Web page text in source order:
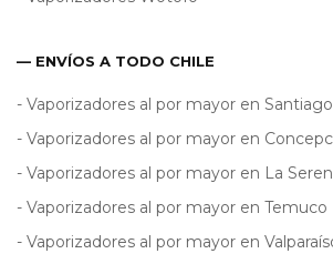
— ENVÍOS A TODO CHILE
- Vaporizadores al por mayor en Santiago
- Vaporizadores al por mayor en
- Vaporizadores al por mayor en La
- Vaporizadores al por mayor en Temuco
- Vaporizadores al por mayor en